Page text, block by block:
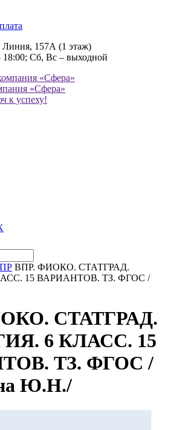
Линия, 157А (1 этаж)
Сб, Вс – выходной
«Сфера»
к успеху!
ВПР. ФИОКО. СТАТГРАД.
15 ВАРИАНТОВ. ТЗ. ФГОС /
СТАТГРАД.
6 КЛАСС. 15
ТЗ. ФГОС /
Ю.Н./